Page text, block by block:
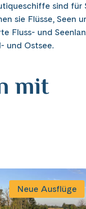
sind für
sie Flüsse, Seen
Fluss- und
und Ostsee.
mit
Neue Ausflüge